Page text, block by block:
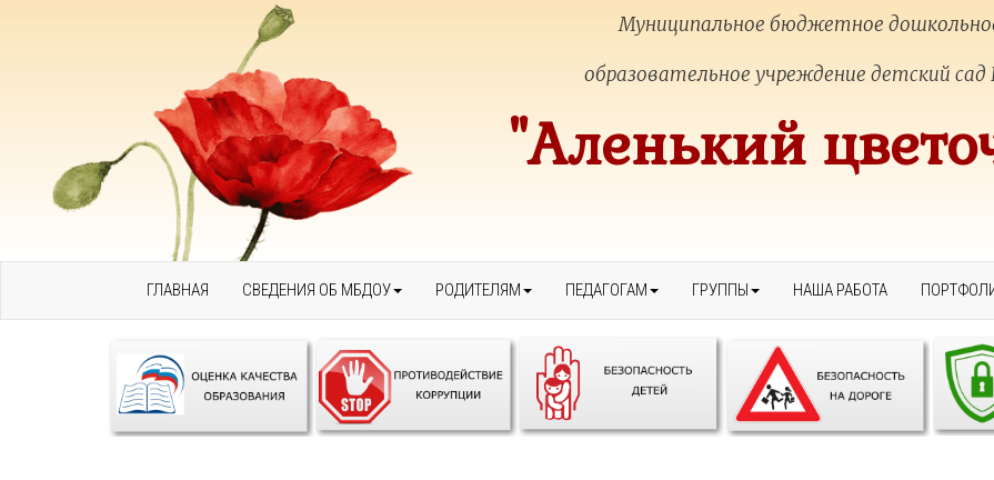
Муниципальное бюджетное
образовательное учреждение детский
"Аленький
ГЛАВНАЯ СВЕДЕНИЯ ОБ МБДОУ РОДИТЕЛЯМ ПЕДАГОГАМ ГРУППЫ НАША РАБОТА